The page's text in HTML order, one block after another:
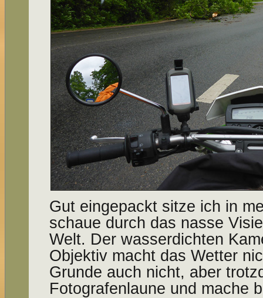
Gut eingepackt sitze ich in
schaue durch das nasse
Welt. Der wasserdichten
Objektiv macht das Wetter
Grunde auch nicht, aber
Fotografenlaune und mache